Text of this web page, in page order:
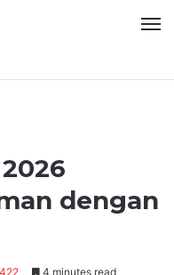
dengan
4 minutes read